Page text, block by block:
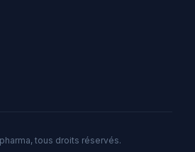
tous droits réservés.